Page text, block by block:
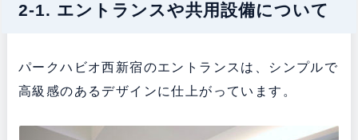
2-1. エントランスや共用設備について
パークハビオ西新宿のエントランスは、シンプルで
高級感のあるデザインに仕上がっています。